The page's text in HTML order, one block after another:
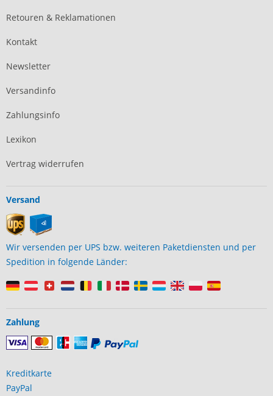
Retouren & Reklamationen
Kontakt
Newsletter
Versandinfo
Zahlungsinfo
Lexikon
Vertrag widerrufen
Versand
Wir versenden per UPS bzw. weiteren Paketdiensten und per
Spedition in folgende Länder:
Zahlung
Kreditkarte
PayPal